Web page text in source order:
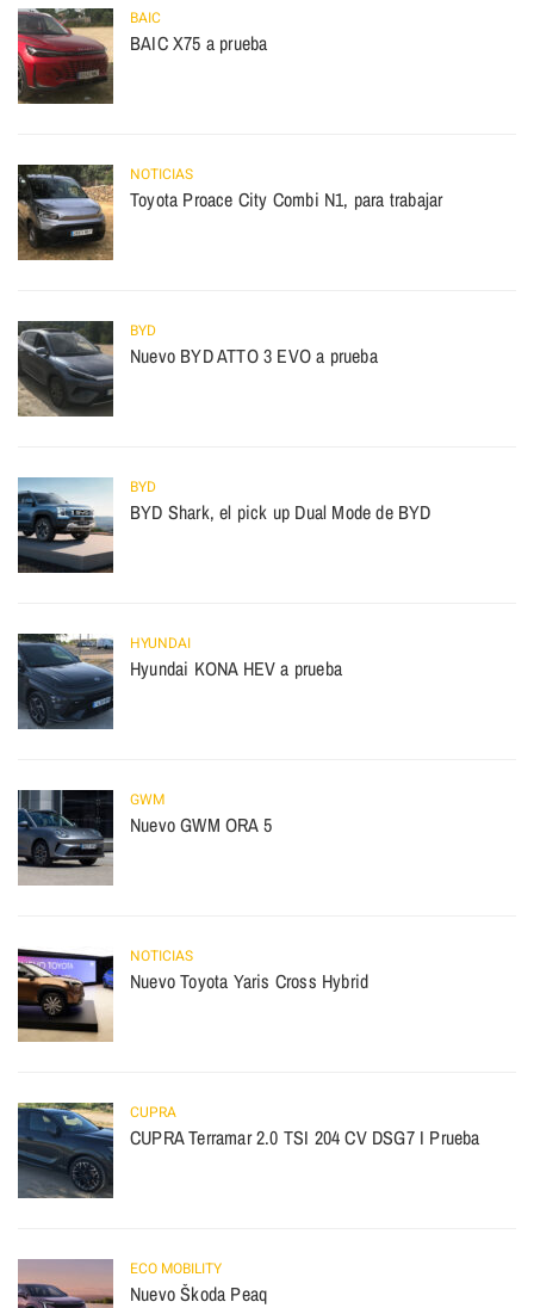
BAIC
BAIC X75 a prueba
NOTICIAS
Toyota Proace City Combi N1, para trabajar
BYD
Nuevo BYD ATTO 3 EVO a prueba
BYD
BYD Shark, el pick up Dual Mode de BYD
HYUNDAI
Hyundai KONA HEV a prueba
GWM
Nuevo GWM ORA 5
NOTICIAS
Nuevo Toyota Yaris Cross Hybrid
CUPRA
CUPRA Terramar 2.0 TSI 204 CV DSG7 I Prueba
ECO MOBILITY
Nuevo Škoda Peaq